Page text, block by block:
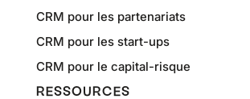
CRM pour les partenariats
CRM pour les start-ups
CRM pour le capital-risque
RESSOURCES